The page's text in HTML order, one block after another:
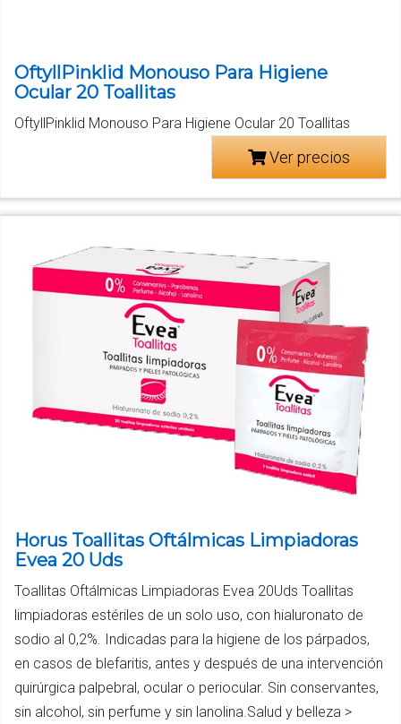
OftyllPinklid Monouso Para Higiene
Ocular 20 Toallitas
OftyllPinklid Monouso Para Higiene Ocular 20 Toallitas
Ver precios
Horus Toallitas Oftálmicas Limpiadoras
Evea 20 Uds
Toallitas Oftálmicas Limpiadoras Evea 20Uds Toallitas
limpiadoras estériles de un solo uso, con hialuronato de
sodio al 0,2%. Indicadas para la higiene de los párpados,
en casos de blefaritis, antes y después de una intervención
quirúrgica palpebral, ocular o periocular. Sin conservantes,
sin alcohol, sin perfume y sin lanolina.Salud y belleza >